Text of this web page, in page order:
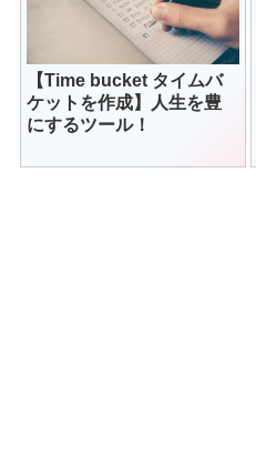
【Time bucket タイムバ
ケットを作成】人生を豊
にするツール！